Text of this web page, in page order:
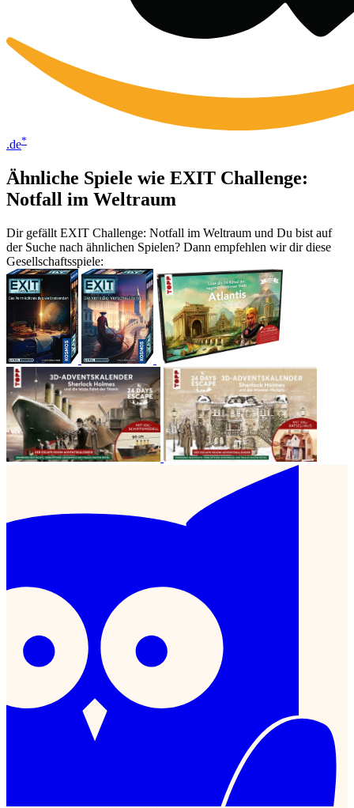
.de*
Ähnliche Spiele wie EXIT Challenge:
Notfall im Weltraum
Dir gefällt EXIT Challenge: Notfall im Weltraum und Du bist auf
der Suche nach ähnlichen Spielen? Dann empfehlen wir dir diese
Gesellschaftsspiele: